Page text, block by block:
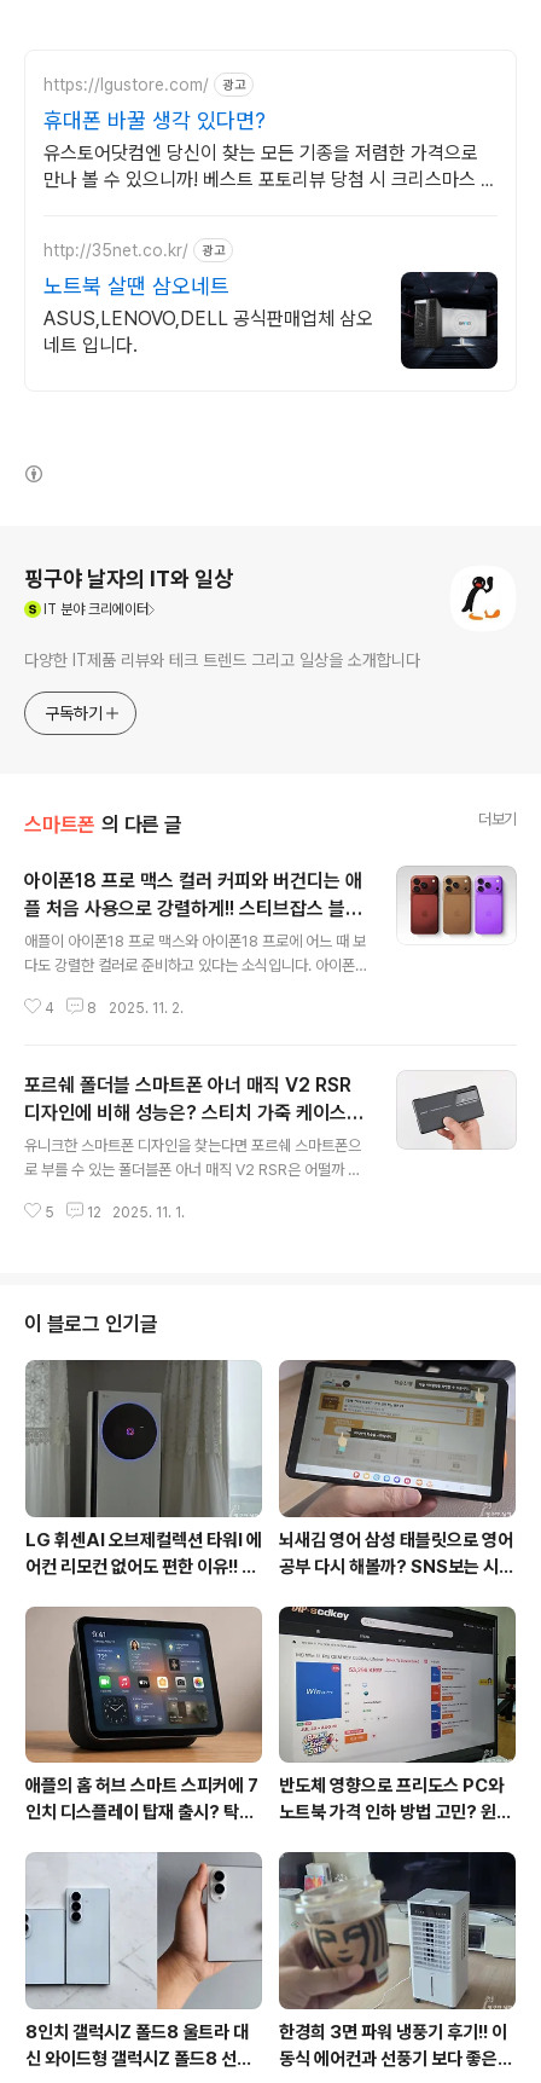
https://lgustore.com/ 광고
휴대폰 바꿀 생각 있다면?
유스토어닷컴엔 당신이 찾는 모든 기종을 저렴한 가격으로
만나 볼 수 있으니까! 베스트 포토리뷰 당첨 시 크리스마스 케
http://35net.co.kr/ 광고
노트북 살땐 삼오네트
ASUS,LENOVO,DELL 공식판매업체 삼오
네트 입니다.
핑구야 날자의 IT와 일상
IT 분야 크리에이터
다양한 IT제품 리뷰와 테크 트렌드 그리고 일상을 소개합니다
구독하기
스마트폰 의 다른 글 더보기
아이폰18 프로 맥스 컬러 커피와 버건디는 애
플 처음 사용으로 강렬하게!! 스티브잡스 블랙
터틀넥 셔츠의 기억은?
애플이 아이폰18 프로 맥스와 아이폰18 프로에 어느 때 보
다도 강렬한 컬러로 준비하고 있다는 소식입니다. 아이폰1
지 않았나 싶습니다. 물론 얼마 전에 변색 또는 탈색이라는
분이라 올해 출시한 아이폰의 컬러가 마음에 들지 않았다
면 아이폰18 프로 맥스를 기다려 보는 것도 괜찮을 것 같습
니다. 그러고 보면 스마트폰은 디자인과 컬러가 선택의 기
준에서 중요한 부분을 차지한다는 것을 증명한 셈이죠. 인
공지능과 카메라의 추가 기능 그리고 번역기능에서 다소
아쉬운 부분이 있었기 때문입니다. 아이폰18 프로 컬러 세
4 8 2025. 11. 2.
포르쉐 폴더블 스마트폰 아너 매직 V2 RSR
디자인에 비해 성능은? 스티치 가죽 케이스는
내구성 의문
유니크한 스마트폰 디자인을 찾는다면 포르쉐 스마트폰으
로 부를 수 있는 폴더블폰 아너 매직 V2 RSR은 어떨까 싶
으로 눈 길을 한번 줄만 하네요. 물론 포르쉐 디자인이라고
해도 중국폰은 막연하게 개인정보 수집의 불안이나 A/S를
쉽게 받을 수 없다는 불만도 있어 실제 구매는 여러 가지로
어려운 일이겠죠. 그럼 포르쉐 디자인으로 만든 중국폰 아
너 매직 V2 RSR은 어떤 디자인과 특징이 있는지 가볍게
살펴보도록 하겠습니다. 독특한 폴더블폰 디자인을 찾는다
면 스마트폰을 사용해도 이왕..
5 12 2025. 11. 1.
이 블로그 인기글
LG 휘센AI 오브제컬렉션 타워I 에
어컨 리모컨 없어도 편한 이유!! 7
후기
뇌새김 영어 삼성 태블릿으로 영어
공부 다시 해볼까? SNS보는 시간
애플의 홈 허브 스마트 스피커에 7
인치 디스플레이 탑재 출시? 탁상
체제 적용!!
반도체 영향으로 프리도스 PC와
노트북 가격 인하 방법 고민? 윈도
방법?(feat. vip-scdkeys)
8인치 갤럭시Z 폴드8 울트라 대
신 와이드형 갤럭시Z 폴드8 선
한경희 3면 파워 냉풍기 후기!! 이
동식 에어컨과 선풍기 보다 좋은